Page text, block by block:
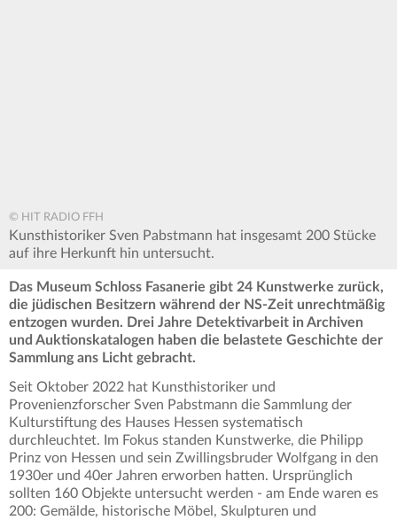
© HIT RADIO FFH
Kunsthistoriker Sven Pabstmann hat insgesamt 200 Stücke
auf ihre Herkunft hin untersucht.
Das Museum Schloss Fasanerie gibt 24 Kunstwerke zurück,
die jüdischen Besitzern während der NS-Zeit unrechtmäßig
entzogen wurden. Drei Jahre Detektivarbeit in Archiven
und Auktionskatalogen haben die belastete Geschichte der
Sammlung ans Licht gebracht.
Seit Oktober 2022 hat Kunsthistoriker und
Provenienzforscher Sven Pabstmann die Sammlung der
Kulturstiftung des Hauses Hessen systematisch
durchleuchtet. Im Fokus standen Kunstwerke, die Philipp
Prinz von Hessen und sein Zwillingsbruder Wolfgang in den
1930er und 40er Jahren erworben hatten. Ursprünglich
sollten 160 Objekte untersucht werden - am Ende waren es
200: Gemälde, historische Möbel, Skulpturen und